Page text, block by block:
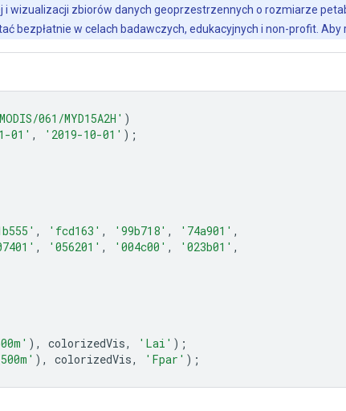
wizualizacji zbiorów danych geoprzestrzennych o rozmiarze
bezpłatnie w celach badawczych, edukacyjnych i non-profit. Aby
061/MYD15A2H' )
01' , '2019-10-01' );
, 'fcd163' , '99b718' , '74a901' ,
, '056201' , '004c00' , '023b01' ,
), colorizedVis, 'Lai' );
), colorizedVis, 'Fpar' );